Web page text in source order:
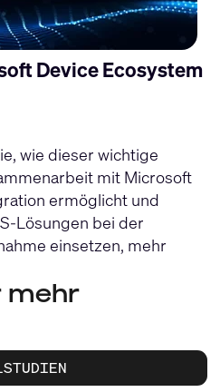
Device Ecosystem
wie dieser wichtige
mit Microsoft
ermöglicht und
Lösungen bei der
einsetzen, mehr
mehr